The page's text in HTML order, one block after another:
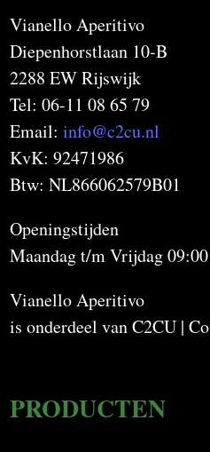
Vianello Aperitivo
Diepenhorstlaan 10-B
2288 EW Rijswijk
Tel: 06-11 08 65 79
Email:info@c2cu.nl
KvK: 92471986
Btw: NL866062579B01
Openingstijden
Maandag t/m Vrijdag
Vianello Aperitivo
is onderdeel van C2CU |
PRODUCTEN